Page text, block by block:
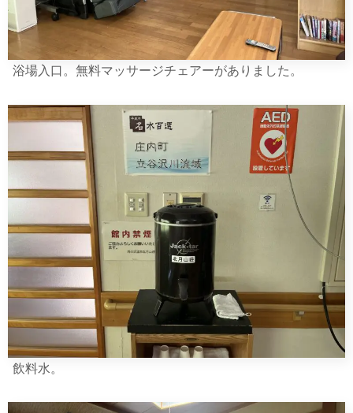
浴場入口。無料マッサージチェアーがありました。
飲料水。